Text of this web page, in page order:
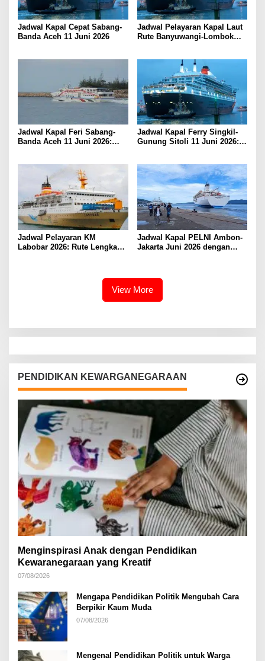
Jadwal Kapal Cepat Sabang-
Banda Aceh 11 Juni 2026
Jadwal Pelayaran Kapal Laut
Rute Banyuwangi-Lombok
Jadwal Kapal Feri Sabang-
Banda Aceh 11 Juni 2026:
Jadwal Kapal Ferry Singkil-
Gunung Sitoli 11 Juni 2026:
Jadwal Pelayaran KM
Labobar 2026: Rute Lengkap
Jadwal Kapal PELNI Ambon-
Jakarta Juni 2026 dengan
View More
PENDIDIKAN KEWARGANEGARAAN
Menginspirasi Anak dengan Pendidikan
Kewaranegaraan yang Kreatif
07/08/2026
Mengapa Pendidikan Politik Mengubah Cara
Berpikir Kaum Muda
07/08/2026
Mengenal Pendidikan Politik untuk Warga